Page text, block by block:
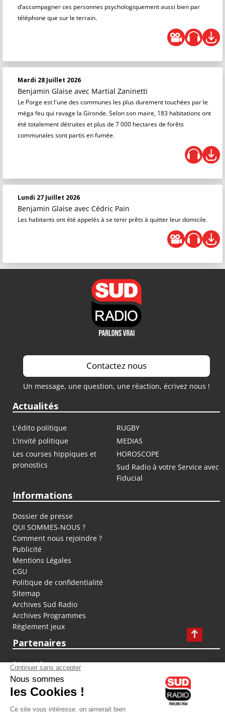
d’accompagner ces personnes psychologiquement aussi bien par
téléphone que sur le terrain.
Mardi 28 Juillet 2026
Benjamin Glaise avec Martial Zaninetti
Le Porge est l'une des communes les plus durement touchées par le
méga feu qui ravage la Gironde. Selon son maire, 183 habitations ont
été totalement détruites et plus de 7 000 hectares de forêts
communales sont partis en fumée.
Lundi 27 Juillet 2026
Benjamin Glaise avec Cédric Pain
Les habitants ont été appelés à se tenir prêts à quitter leur domicile.
Contactez nous
Un message, une question, une réaction, écrivez nous !
Actualités
L'édito politique
RUGBY
L'invité politique
MEDIAS
Les courses hippiques et
pronostics
HOROSCOPE
Sud Radio à votre Service avec
Fiducial
Informations
Dossier de presse
QUI SOMMES-NOUS ?
Comment nous rejoindre ?
Publicité
Mentions Légales
CGU
Politique de confidentialité
Sitemap
Archives Sud Radio
Archives Programmes
Règlement jeux
Partenaires
fiducial.fr
lyoncapitale.fr
olympique-et-lyonnais.com
L'application Iphone / Android